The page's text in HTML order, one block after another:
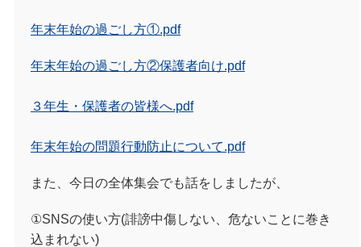
年末年始の過ごし方①.pdf
年末年始の過ごし方②保護者向け.pdf
３年生・保護者の皆様へ.pdf
年末年始の問題行動防止について.pdf
また、今日の全体集会でも話をしましたが、
①SNSの使い方(誹謗中傷しない、危ないことに巻き
込まれない)